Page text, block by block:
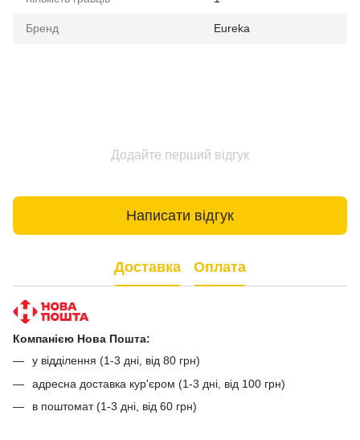
Бренд Eureka
Додайте перший відгук
Написати відгук
Доставка Оплата
Компанією Нова Пошта:
у відділення (1-3 дні, від 80 грн)
адресна доставка кур'єром (1-3 дні, від 100 грн)
в поштомат (1-3 дні, від 60 грн)